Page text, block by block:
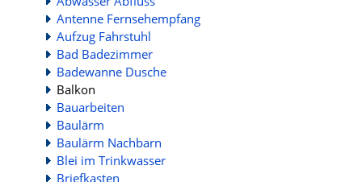
Antenne Fernsehempfang
Aufzug Fahrstuhl
Bad Badezimmer
Badewanne Dusche
Balkon
Bauarbeiten
Baulärm
Baulärm Nachbarn
Blei im Trinkwasser
Briefkasten